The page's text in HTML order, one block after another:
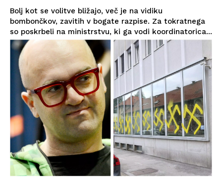
Bolj kot se volitve bližajo, več je na vidiku
bombončkov, zavitih v bogate razpise. Za tokratnega
so poskrbeli na ministrstvu, ki ga vodi koordinatorica...